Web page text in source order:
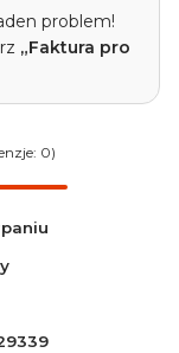
problem!
„Faktura pro
0)